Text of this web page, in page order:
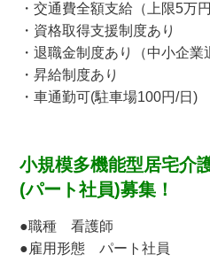
・交通費全額支給（上限5万円
・資格取得支援制度あり
・退職金制度あり（中小企業
・昇給制度あり
・車通勤可(駐車場100円/日)
小規模多機能型居宅
(パート社員)募集！
●職種 看護師
●雇用形態 パート社員